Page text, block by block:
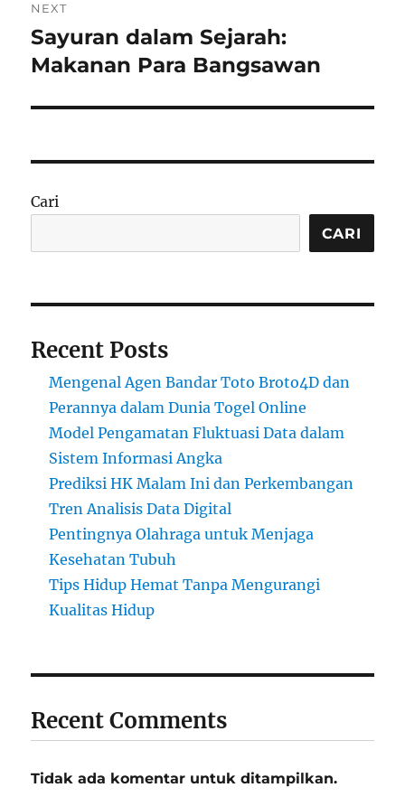
NEXT
Next
post:
Sayuran dalam Sejarah:
Makanan Para Bangsawan
Cari
CARI
Recent Posts
Mengenal Agen Bandar Toto Broto4D dan
Perannya dalam Dunia Togel Online
Model Pengamatan Fluktuasi Data dalam
Sistem Informasi Angka
Prediksi HK Malam Ini dan Perkembangan
Tren Analisis Data Digital
Pentingnya Olahraga untuk Menjaga
Kesehatan Tubuh
Tips Hidup Hemat Tanpa Mengurangi
Kualitas Hidup
Recent Comments
Tidak ada komentar untuk ditampilkan.